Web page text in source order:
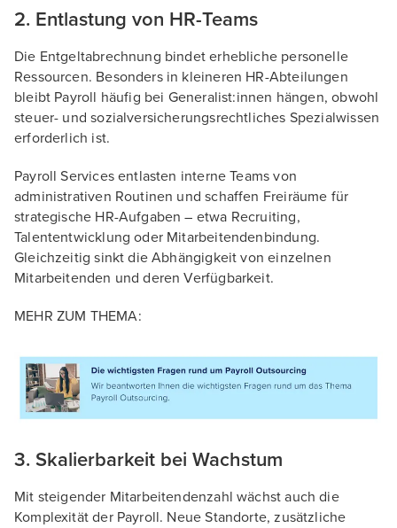
2. Entlastung von HR-Teams
Die Entgeltabrechnung bindet erhebliche personelle
Ressourcen. Besonders in kleineren HR-Abteilungen
bleibt Payroll häufig bei Generalist:innen hängen, obwohl
steuer- und sozialversicherungsrechtliches Spezialwissen
erforderlich ist.
Payroll Services entlasten interne Teams von
administrativen Routinen und schaffen Freiräume für
strategische HR-Aufgaben – etwa Recruiting,
Talententwicklung oder Mitarbeitendenbindung.
Gleichzeitig sinkt die Abhängigkeit von einzelnen
Mitarbeitenden und deren Verfügbarkeit.
MEHR ZUM THEMA:
3. Skalierbarkeit bei Wachstum
Mit steigender Mitarbeitendenzahl wächst auch die
Komplexität der Payroll. Neue Standorte, zusätzliche